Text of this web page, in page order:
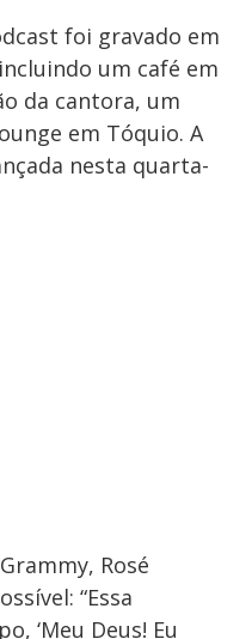
foi gravado em
um café em
da cantora, um
em Tóquio. A
nesta quarta-
Rosé
“Essa
‘Meu Deus! Eu